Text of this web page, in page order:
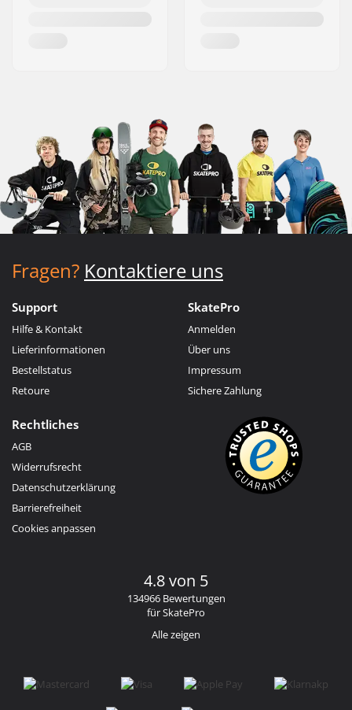
Fragen? Kontaktiere uns
Support
Hilfe & Kontakt
Lieferinformationen
Bestellstatus
Retoure
SkatePro
Anmelden
Über uns
Impressum
Sichere Zahlung
Rechtliches
AGB
Widerrufsrecht
Datenschutzerklärung
Barrierefreiheit
Cookies anpassen
4.8 von 5
134966 Bewertungen
für SkatePro
Alle zeigen